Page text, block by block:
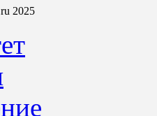
2025